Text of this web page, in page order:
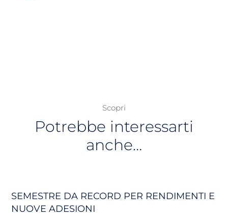
Scopri
Potrebbe interessarti
anche…
SEMESTRE DA RECORD PER RENDIMENTI E
NUOVE ADESIONI